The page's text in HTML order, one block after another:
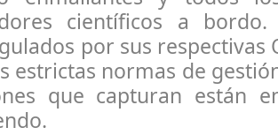
científicos a
por sus respectivas
estrictas normas de
que capturan están